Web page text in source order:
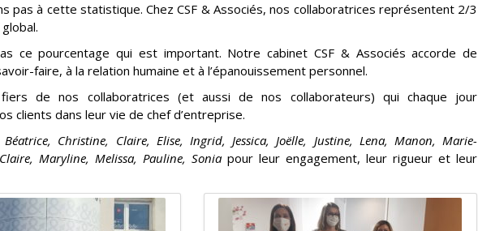
pas à cette statistique. Chez CSF & Associés, nos collaboratrices représentent 2/3
ce pourcentage qui est important. Notre cabinet CSF & Associés accorde de
faire, à la relation humaine et à l’épanouissement personnel.
de nos collaboratrices (et aussi de nos collaborateurs) qui chaque jour
clients dans leur vie de chef d’entreprise.
Béatrice, Christine, Claire, Elise, Ingrid, Jessica, Joëlle, Justine, Lena, Manon, Marie-
Maryline, Melissa, Pauline, Soniapour leur engagement, leur rigueur et leur